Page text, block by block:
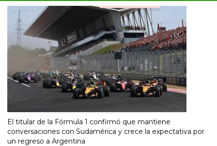
El titular de la Fórmula 1 confirmó que mantiene
conversaciones con Sudamérica y crece la expectativa por
un regreso a Argentina